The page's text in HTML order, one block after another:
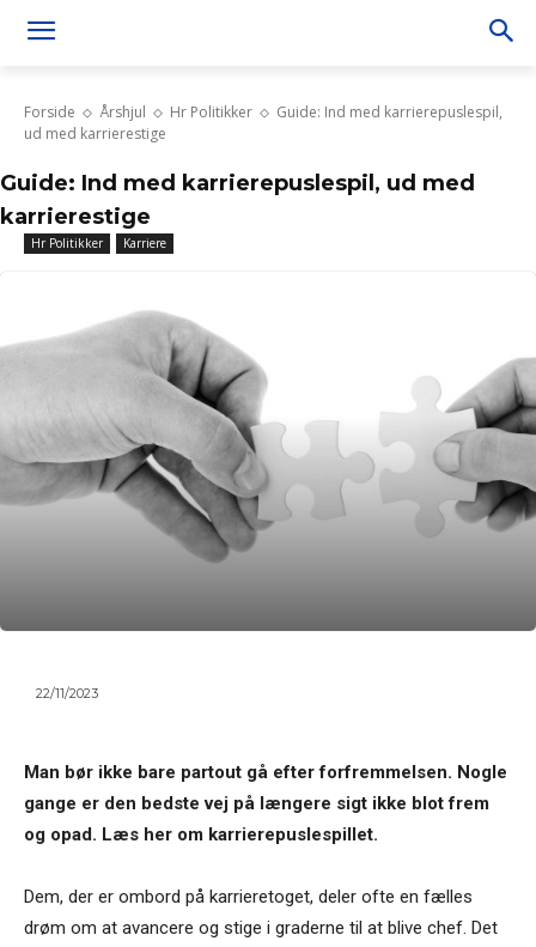
Forside Årshjul Hr Politikker
Guide: Ind med karrierepuslespil,
ud med karrierestige
Guide: Ind med karrierepuslespil, ud med
karrierestige
Hr Politikker Karriere
22/11/2023
Man bør ikke bare partout gå efter forfremmelsen. Nogle
gange er den bedste vej på længere sigt ikke blot frem
og opad. Læs her om karrierepuslespillet.
Dem, der er ombord på karri­eretoget, deler ofte en fælles
drøm om at avancere og stige i graderne til at blive chef. Det